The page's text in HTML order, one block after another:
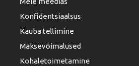
Konfidentsiaalsus
Kauba tellimine
Maksevõimalused
Kohaletoimetamine